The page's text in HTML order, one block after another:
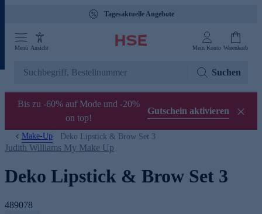
Tagesaktuelle Angebote
Menü Ansicht Mein Konto Warenkorb
Suchen
Bis zu -60% auf Mode und -20%
on top!
Gutschein aktivieren
Make-Up Deko Lipstick & Brow Set 3
Judith Williams My Make Up
Deko Lipstick & Brow Set 3
489078